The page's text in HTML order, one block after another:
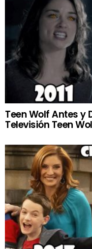
Teen Wolf Antes y
Televisión Teen